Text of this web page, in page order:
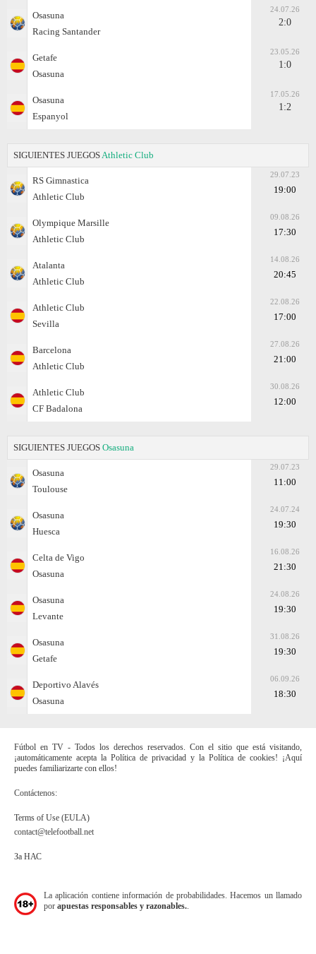
Osasuna
Racing Santander
24.07.26
2:0
Getafe
Osasuna
23.05.26
1:0
Osasuna
Espanyol
17.05.26
1:2
SIGUIENTES JUEGOS Athletic Club
RS Gimnastica
Athletic Club
29.07.23
19:00
Olympique Marsille
Athletic Club
09.08.26
17:30
Atalanta
Athletic Club
14.08.26
20:45
Athletic Club
Sevilla
22.08.26
17:00
Barcelona
Athletic Club
27.08.26
21:00
Athletic Club
CF Badalona
30.08.26
12:00
SIGUIENTES JUEGOS Osasuna
Osasuna
Toulouse
29.07.23
11:00
Osasuna
Huesca
24.07.24
19:30
Celta de Vigo
Osasuna
16.08.26
21:30
Osasuna
Levante
24.08.26
19:30
Osasuna
Getafe
31.08.26
19:30
Deportivo Alavés
Osasuna
06.09.26
18:30
Fútbol en TV - Todos los derechos reservados. Con el sitio que está visitando,
¡automáticamente acepta la Política de privacidad y la Política de cookies! ¡Aquí
puedes familiarizarte con ellos!
Contáctenos:
Terms of Use (EULA)
contact@telefootball.net
За НАС
La aplicación contiene información de probabilidades. Hacemos un llamado
por apuestas responsables y razonables.